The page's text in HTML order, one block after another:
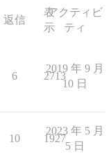
返信
表
示
アクティビ
ティ
6 2713
2019 年 9 月
10 日
10 1927
2023 年 5 月
5 日